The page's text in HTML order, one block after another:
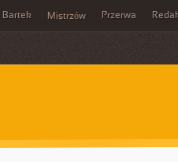
Bartek Mistrzów Przerwa